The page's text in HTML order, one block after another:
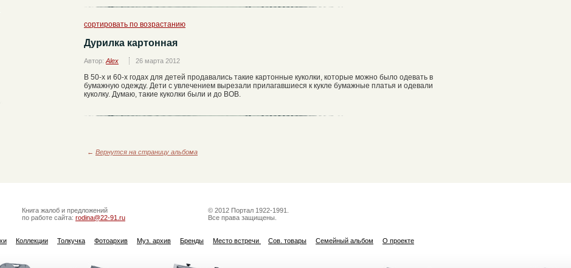
сортировать по возрастанию
Дурилка картонная
Автор: Alex 26 марта 2012
В 50-х и 60-х годах для детей продавались такие картонные куколки, которые можно было одевать в
бумажную одежду. Дети с увлечением вырезали прилагавшиеся к кукле бумажные платья и одевали
куколку. Думаю, такие куколки были и до ВОВ.
← Вернутся на страницу альбома
Книга жалоб и предложений
по работе сайта: rodina@22-91.ru
© 2012 Портал 1922-1991.
Все права защищены.
Коллекции Толкучка Фотоархив Муз. архив Бренды Место встречи Сов. товары Семейный альбом О проекте